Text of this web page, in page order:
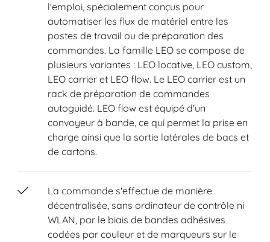
l'emploi, spécialement conçus pour
automatiser les flux de matériel entre les
postes de travail ou de préparation des
commandes. La famille LEO se compose de
plusieurs variantes : LEO locative, LEO custom,
LEO carrier et LEO flow. Le LEO carrier est un
rack de préparation de commandes
autoguidé. LEO flow est équipé d'un
convoyeur à bande, ce qui permet la prise en
charge ainsi que la sortie latérales de bacs et
de cartons.
La commande s'effectue de manière
décentralisée, sans ordinateur de contrôle ni
WLAN, par le biais de bandes adhésives
codées par couleur et de marqueurs sur le